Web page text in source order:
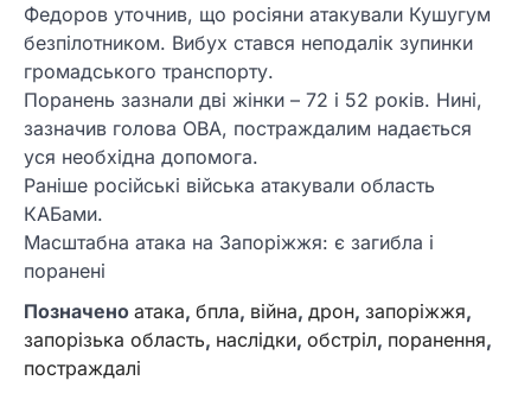
Федоров уточнив, що росіяни атакували Кушугум
безпілотником. Вибух стався неподалік зупинки
громадського транспорту.
Поранень зазнали дві жінки – 72 і 52 років. Нині,
зазначив голова ОВА, постраждалим надається
уся необхідна допомога.
Раніше російські війська атакували область
КАБами.
Масштабна атака на Запоріжжя: є загибла і
поранені
Позначено атака, бпла, війна, дрон, запоріжжя,
запорізька область, наслідки, обстріл, поранення,
постраждалі